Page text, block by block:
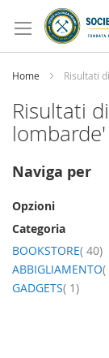
al
contenuto
Home Risultati
Risultati
lombarde'
Naviga per
Opzioni
Categoria
BOOKSTORE 40
ABBIGLIAMENTO
GADGETS 1